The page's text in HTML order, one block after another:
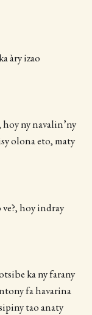
àry izao
ny navalin’ny
olona eto, maty
hoy indray
ka ny farany
fa havarina
tao anaty